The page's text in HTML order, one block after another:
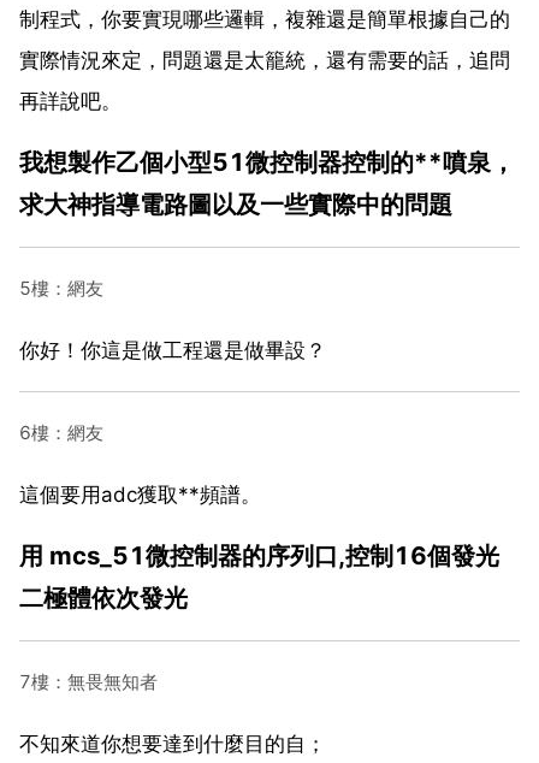
制程式，你要實現哪些邏輯，複雜還是簡單根據自己的
實際情況來定，問題還是太籠統，還有需要的話，追問
再詳說吧。
我想製作乙個小型51微控制器控制的**噴泉，
求大神指導電路圖以及一些實際中的問題
5樓：網友
你好！你這是做工程還是做畢設？
6樓：網友
這個要用adc獲取**頻譜。
用 mcs_51微控制器的序列口,控制16個發光
二極體依次發光
7樓：無畏無知者
不知來道你想要達到什麼目的自；